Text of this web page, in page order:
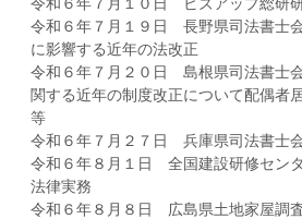
令和６年７月１９日 長野県司法書士
に影響する近年の法改正
令和６年７月２０日 島根県司法書士
関する近年の制度改正について配偶者
等
令和６年７月２７日 兵庫県司法書士
令和６年８月１日 全国建設研修セン
法律実務
令和６年８月８日 広島県土地家屋調